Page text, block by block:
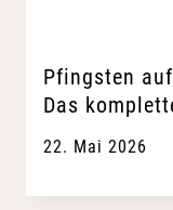
Pfingsten
Das
22. Mai 2026